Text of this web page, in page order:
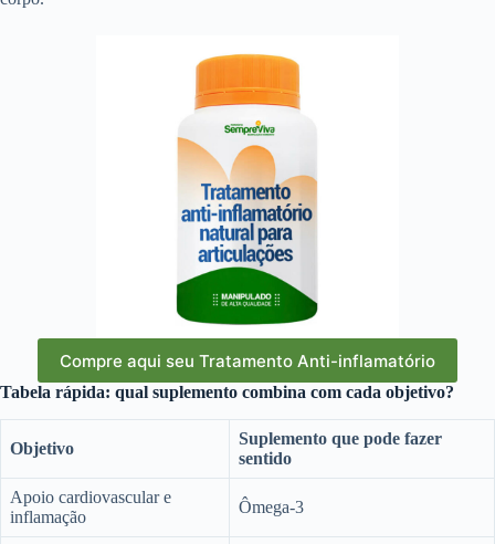
Compre aqui seu Tratamento Anti-inflamatório
Tabela rápida: qual suplemento combina com cada objetivo?
Objetivo
Suplemento que pode fazer
sentido
Apoio cardiovascular e
inflamação
Ômega-3